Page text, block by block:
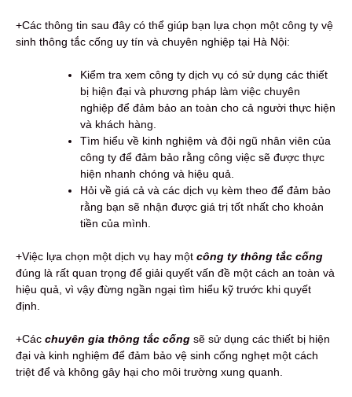
+Các thông tin sau đây có thể giúp bạn lựa chọn một công ty vệ
sinh thông tắc cống uy tín và chuyên nghiệp tại Hà Nội:
Kiểm tra xem công ty dịch vụ có sử dụng các thiết
bị hiện đại và phương pháp làm việc chuyên
nghiệp để đảm bảo an toàn cho cả người thực hiện
và khách hàng.
Tìm hiểu về kinh nghiệm và đội ngũ nhân viên của
công ty để đảm bảo rằng công việc sẽ được thực
hiện nhanh chóng và hiệu quả.
Hỏi về giá cả và các dịch vụ kèm theo để đảm bảo
rằng bạn sẽ nhận được giá trị tốt nhất cho khoản
tiền của mình.
+Việc lựa chọn một dịch vụ hay một công ty thông tắc cống
đúng là rất quan trọng để giải quyết vấn đề một cách an toàn và
hiệu quả, vì vậy đừng ngần ngại tìm hiểu kỹ trước khi quyết
định.
+Các chuyên gia thông tắc cống sẽ sử dụng các thiết bị hiện
đại và kinh nghiệm để đảm bảo vệ sinh cống nghẹt một cách
triệt để và không gây hại cho môi trường xung quanh.